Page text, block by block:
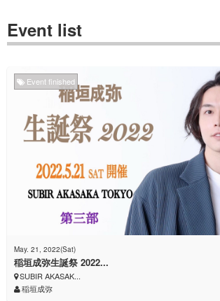
Event list
Event finished
May. 21, 2022(Sat)
稲垣成弥生誕祭 2022...
SUBIR AKASAK...
稲垣成弥